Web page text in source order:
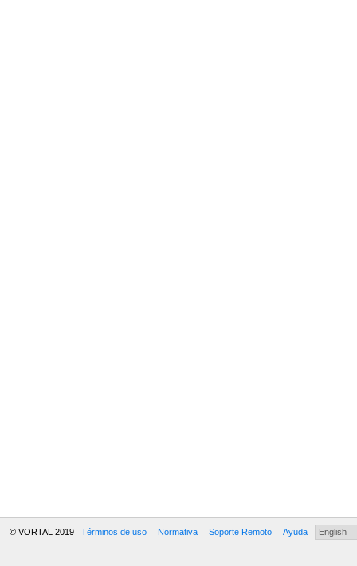
© VORTAL 2019 Términos de uso Normativa Soporte Remoto Ayuda